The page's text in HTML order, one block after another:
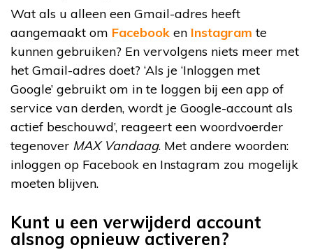
Wat als u alleen een Gmail-adres heeft
aangemaakt om Facebook en Instagram te
kunnen gebruiken? En vervolgens niets meer met
het Gmail-adres doet? ‘Als je ‘Inloggen met
Google’ gebruikt om in te loggen bij een app of
service van derden, wordt je Google-account als
actief beschouwd’, reageert een woordvoerder
tegenover MAX Vandaag. Met andere woorden:
inloggen op Facebook en Instagram zou mogelijk
moeten blijven.
Kunt u een verwijderd account
alsnog opnieuw activeren?